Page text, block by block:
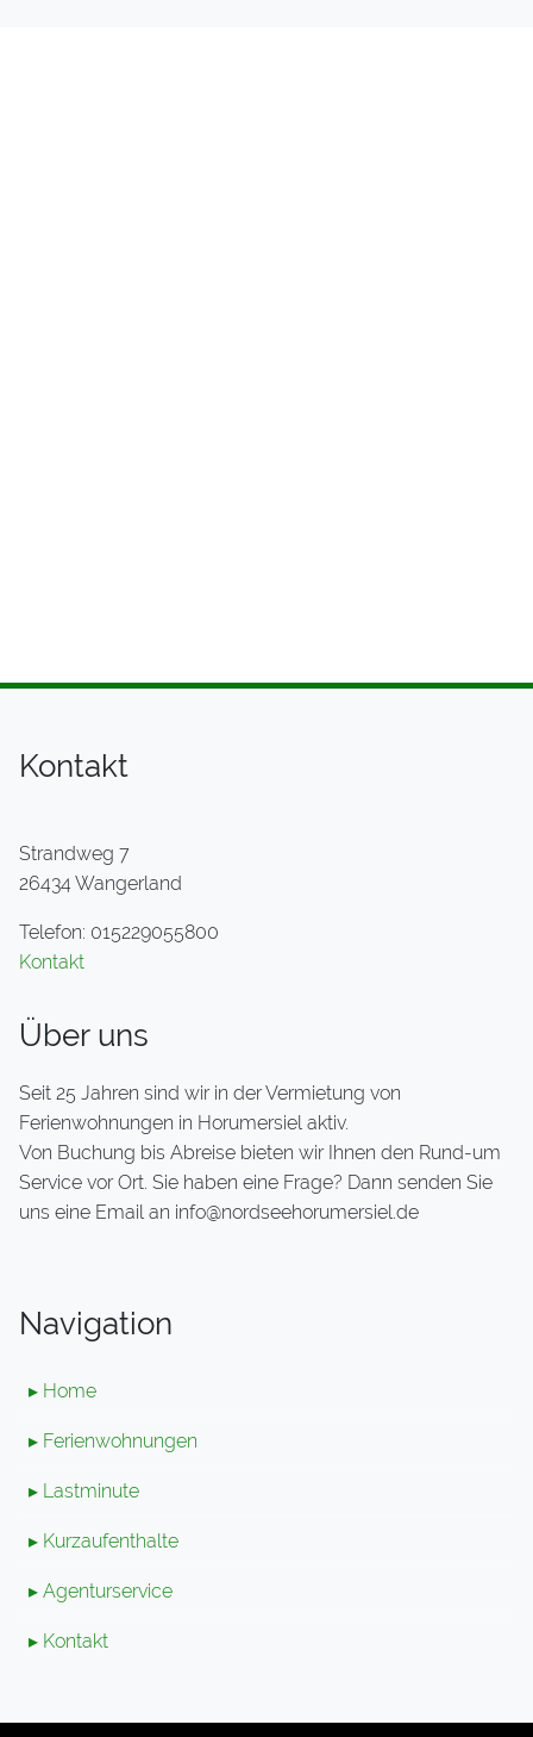
Kontakt
Strandweg 7
26434 Wangerland
Telefon: 015229055800
Kontakt
Über uns
Seit 25 Jahren sind wir in der Vermietung von
Ferienwohnungen in Horumersiel aktiv.
Von Buchung bis Abreise bieten wir Ihnen den Rund-um
Service vor Ort. Sie haben eine Frage? Dann senden Sie
uns eine Email an info@nordseehorumersiel.de
Navigation
▸ Home
▸ Ferienwohnungen
▸ Lastminute
▸ Kurzaufenthalte
▸ Agenturservice
▸ Kontakt